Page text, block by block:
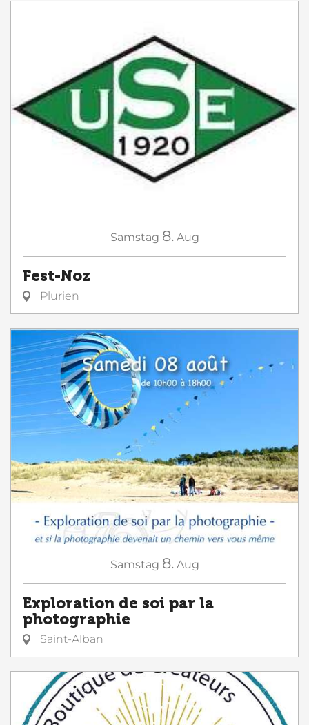
Samstag 8. Aug
Fest-Noz
Plurien
Samstag 8. Aug
Exploration de soi par la
photographie
Saint-Alban